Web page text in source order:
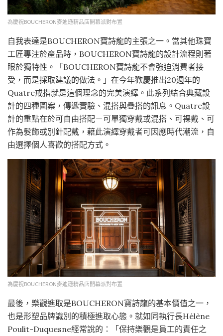
為慶祝BOUCHERON麥迪遜精品店開幕派對布置
自我表達是BOUCHERON寶詩龍的主張之一。當其他珠寶
工匠專注於產品時，BOUCHERON寶詩龍的設計流程則著
眼於獨特性。「BOUCHERON寶詩龍不會強迫消費者接
受，而是採取建議的做法。」在今年歡慶推出20週年的
Quatre戒指就是這個理念的完美演繹。此系列結合典藏設
計的四種圖案，傳遞實驗、混搭與疊搭的訊息。Quatre設
計的重點在於可自由搭配－可單獨穿戴或混搭、可裸戴、可
作為髮飾或別針配戴，藉此演繹穿戴者可因應時代潮流，自
由選擇個人喜歡的搭配方式。
為慶祝BOUCHERON麥迪遜精品店開幕派對布置
最後，樂觀進取是BOUCHERON寶詩龍的基本價值之一，
也是形塑品牌識別的積極進取心態。就如同執行長Hélène
Poulit-Duquesne經常說的：「保持樂觀是員工的責任之